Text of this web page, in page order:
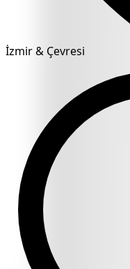
İzmir & Çevresi